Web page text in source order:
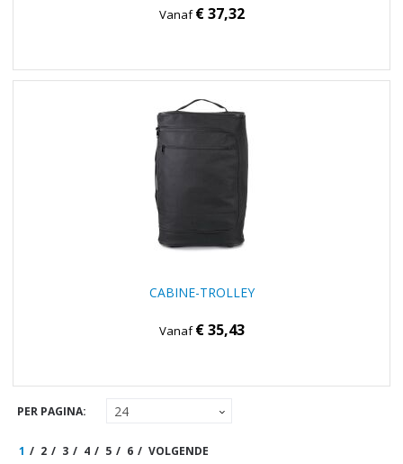
Vanaf€ 37,32
CABINE-TROLLEY
Vanaf€ 35,43
PER PAGINA:
1 2 3 4 5 6 VOLGENDE